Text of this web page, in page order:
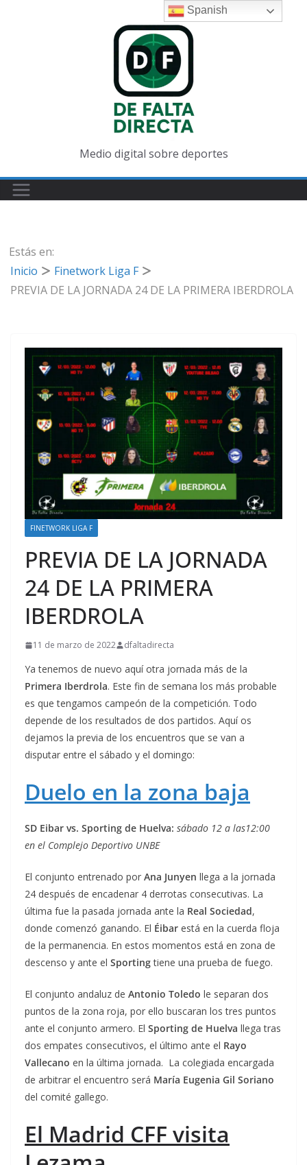
Medio digital sobre deportes
Estás en:
Inicio
Finetwork Liga F
PREVIA DE LA JORNADA 24 DE LA PRIMERA IBERDROLA
FINETWORK LIGA F
PREVIA DE LA JORNADA
24 DE LA PRIMERA
IBERDROLA
11 de marzo de 2022 dfaltadirecta
Ya tenemos de nuevo aquí otra jornada más de la
Primera Iberdrola. Este fin de semana los más probable
es que tengamos campeón de la competición. Todo
depende de los resultados de dos partidos. Aquí os
dejamos la previa de los encuentros que se van a
disputar entre el sábado y el domingo:
Duelo en la zona baja
SD Eibar vs. Sporting de Huelva: sábado 12 a las12:00
en el Complejo Deportivo UNBE
El conjunto entrenado por Ana Junyen llega a la jornada
24 después de encadenar 4 derrotas consecutivas. La
última fue la pasada jornada ante la Real Sociedad,
donde comenzó ganando. El Éibar está en la cuerda floja
de la permanencia. En estos momentos está en zona de
descenso y ante el Sportingtiene una prueba de fuego.
El conjunto andaluz de Antonio Toledo le separan dos
puntos de la zona roja, por ello buscaran los tres puntos
ante el conjunto armero. El Sporting de Huelva llega tras
dos empates consecutivos, el último ante el Rayo
Vallecano en la última jornada. La colegiada encargada
de arbitrar el encuentro será María Eugenia Gil Soriano
del comité gallego.
El Madrid CFF visita
Spanish